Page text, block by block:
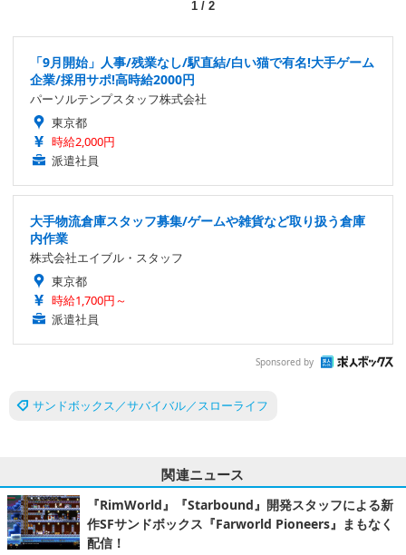
1/ 2
「9月開始」人事/残業なし/駅直結/白い猫で有名!大手ゲーム
企業/採用サポ!高時給2000円
パーソルテンプスタッフ株式会社
東京都
時給2,000円
派遣社員
大手物流倉庫スタッフ募集/ゲームや雑貨など取り扱う倉庫
内作業
株式会社エイブル・スタッフ
東京都
時給1,700円～
派遣社員
Sponsored by
サンドボックス／サバイバル／スローライフ
関連ニュース
『RimWorld』『Starbound』開発スタッフによる新
作SFサンドボックス『Farworld Pioneers』まもなく
配信！